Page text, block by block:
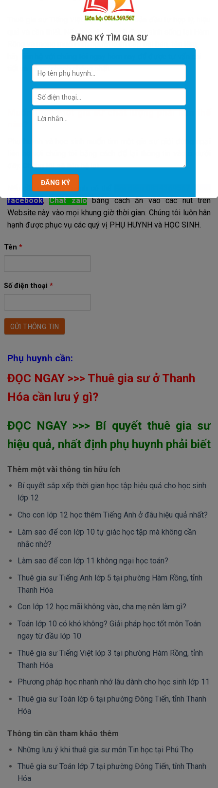
Thuê gia sư Tiếng Việt lớp 4 là một khoản đầu tư hợp lý, hiệu
quả và cần thiết. Nếu quý phụ huynh đang sinh sống tại Hàm
tiết và hỗ trợ nhanh chóng nhất.
Muốn thuê một gia sư chất lượng phải làm thế
đây. Chúng tôi sẽ liên hệ lại.
Nếu cần gấp phụ huynh có thể
facebook,Chat zalo bằng cách ấn vào các nút trên
Website này vào mọi khung giờ thời gian. Chúng tôi luôn hân
hạnh được phục vụ các quý vị PHỤ HUYNH và HỌC SINH.
Tên *
Số điện thoại *
Phụ huynh cần:
ĐỌC NGAY >>> Thuê gia sư ở Thanh
Hóa cần lưu ý gì?
ĐỌC NGAY >>> Bí quyết thuê gia sư
hiệu quả, nhất định phụ huynh phải biết
Thêm một vài thông tin hữu ích
Bí quyết sắp xếp thời gian học tập hiệu quả cho học sinh
lớp 12
Cho con lớp 12 học thêm Tiếng Anh ở đâu hiệu quả nhất?
Làm sao để con lớp 10 tự giác học tập mà không cần
nhắc nhở?
Làm sao để con lớp 11 không ngại học toán?
Thuê gia sư Tiếng Anh lớp 5 tại phường Hàm Rồng, tỉnh
Thanh Hóa
Con lớp 12 học mãi không vào, cha mẹ nên làm gì?
Toán lớp 10 có khó không? Giải pháp học tốt môn Toán
ngay từ đầu lớp 10
Thuê gia sư Tiếng Việt lớp 3 tại phường Hàm Rồng, tỉnh
Thanh Hóa
Phương pháp học nhanh nhớ lâu dành cho học sinh lớp 11
Thuê gia sư Toán lớp 6 tại phường Đông Tiến, tỉnh Thanh
Hóa
Thông tin cần tham khảo thêm
Những lưu ý khi thuê gia sư môn Tin học tại Phú Thọ
Thuê gia sư Toán lớp 7 tại phường Đông Tiến, tỉnh Thanh
Hóa
ĐĂNG KÝ TÌM GIA SƯ